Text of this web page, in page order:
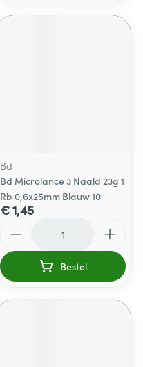
Bd
Bd Microlance 3 Naald 23g 1
Rb 0,6x25mm Blauw 10
€ 1,45
Bestel